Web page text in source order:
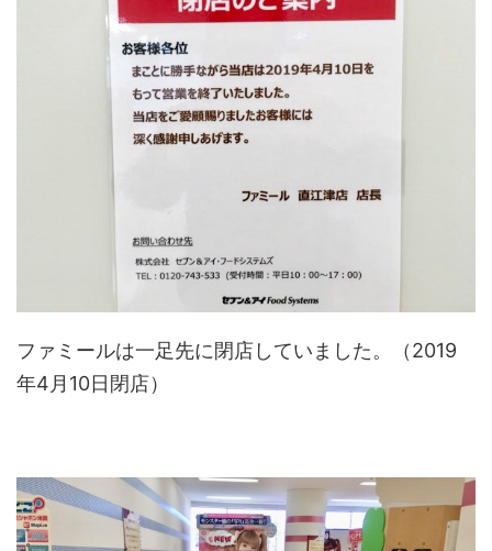
ファミールは一足先に閉店していました。（2019
年4月10日閉店）